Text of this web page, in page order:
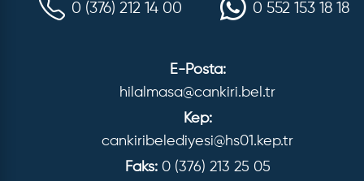
0 (376) 212 14 00 0 552 153 18 18
E-Posta:
hilalmasa@cankiri.bel.tr
Kep:
cankiribelediyesi@hs01.kep.tr
Faks: 0 (376) 213 25 05